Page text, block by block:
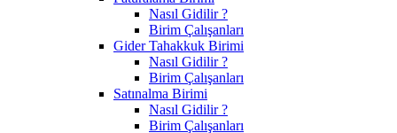
Nasıl Gidilir ?
Birim Çalışanları
Gider Tahakkuk Birimi
Nasıl Gidilir ?
Birim Çalışanları
Satınalma Birimi
Nasıl Gidilir ?
Birim Çalışanları